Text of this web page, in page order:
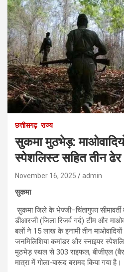
छत्तीसगढ़ राज्य
सुकमा मुठभेड़:
स्पेशलिस्ट सहित तीन ढेर
November 16, 2025 admin
सुकमा
सुकमा जिले के भेज्जी–चिंतागुफा
डीआरजी (जिला रिजर्व गर्द) टीम और
बलों ने 15 लाख के इनामी तीन
जनमिलिशिया कमांडर और स्नाइपर
मुठभेड़ स्थल से 303 राइफल, बीजीएल
मात्रा में गोला-बारूद बरामद किया गया है।